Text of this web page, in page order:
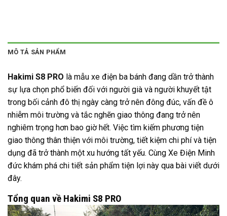
MÔ TẢ SẢN PHẨM
Hakimi S8 PRO là mẫu xe điện ba bánh đang dần trở thành
sự lựa chọn phổ biến đối với người già và người khuyết tật
trong bối cảnh đô thị ngày càng trở nên đông đúc, vấn đề ô
nhiễm môi trường và tắc nghẽn giao thông đang trở nên
nghiêm trọng hơn bao giờ hết. Việc tìm kiếm phương tiện
giao thông thân thiện với môi trường, tiết kiệm chi phí và tiện
dụng đã trở thành một xu hướng tất yếu. Cùng Xe Điện Minh
đức khám phá chi tiết sản phẩm tiện lợi này qua bài viết dưới
đây.
Tổng quan về Hakimi S8 PRO